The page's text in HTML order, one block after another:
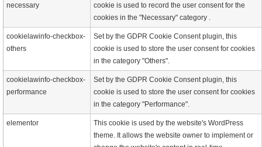
necessary
cookie is used to record the user consent for the
cookies in the "Necessary" category .
cookielawinfo-checkbox-
others
Set by the GDPR Cookie Consent plugin, this
cookie is used to store the user consent for cookies
in the category "Others".
cookielawinfo-checkbox-
performance
Set by the GDPR Cookie Consent plugin, this
cookie is used to store the user consent for cookies
in the category "Performance".
elementor
This cookie is used by the website's WordPress
theme. It allows the website owner to implement or